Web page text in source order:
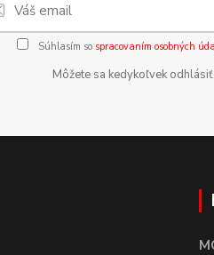
Súhlasím so spracovaním osobných
Môžete sa kedykoľvek